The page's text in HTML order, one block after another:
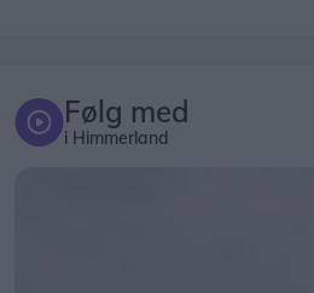
Følg med
i Himmerland